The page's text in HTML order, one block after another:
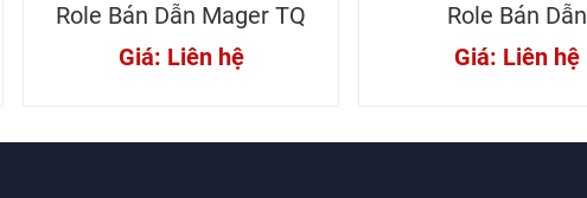
Role Bán Dẫn Mager TQ
Giá: Liên hệ
Role Bán Dẫn
Giá: Liên hệ